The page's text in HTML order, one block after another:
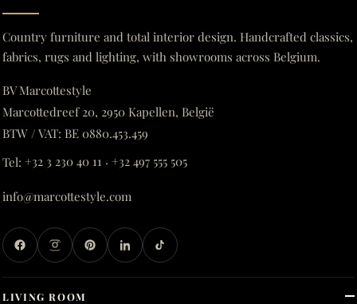
Country furniture and total interior design. Handcrafted classics,
fabrics, rugs and lighting, with showrooms across Belgium.
BV Marcottestyle
Marcottedreef 20, 2950 Kapellen, België
BTW / VAT: BE 0880.453.459
Tel: +32 3 230 40 11 · +32 497 555 505
info@marcottestyle.com
LIVING ROOM